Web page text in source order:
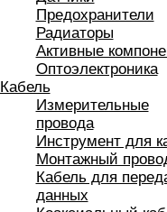
Предохранители
Радиаторы
Активные
Оптоэлектроника
Кабель
Измерительные
провода
Инструмент для
Монтажный
Кабель для
данных